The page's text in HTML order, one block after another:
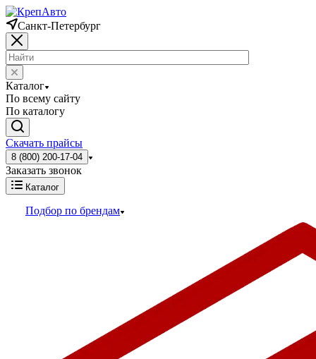
Санкт-Петербург
Каталог
По всему сайту
По каталогу
Скачать прайсы
8 (800) 200-17-04
Заказать звонок
Каталог
Подбор по брендам